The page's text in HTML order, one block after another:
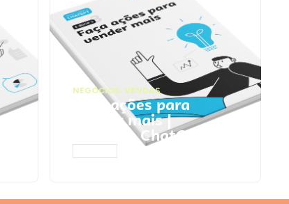
NEGÓCIOS, VENDAS
Faça ações para
vender mais |
Prompts ChatGPT